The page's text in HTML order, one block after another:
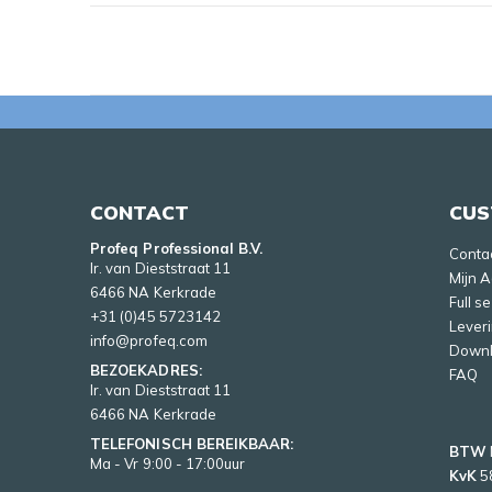
CONTACT
Profeq Professional B.V.
Ir. van Dieststraat 11
6466 NA Kerkrade
+31 (0)45 5723142
info@profeq.com
BEZOEKADRES:
Ir. van Dieststraat 11
6466 NA Kerkrade
TELEFONISCH BEREIKBAAR:
Ma - Vr 9:00 - 17:00uur
Mijn
Full
FAQ
BTW
KvK